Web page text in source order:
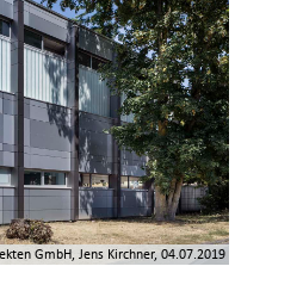
GmbH, Jens Kirchner, 04.07.2019